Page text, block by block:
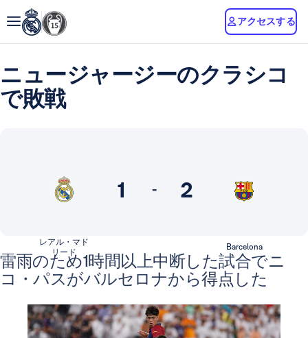
アクセスする
ニュージャージーのクラシコ
で敗戦
1 - 2
レアル・マド
リード
Barcelona
雷雨のため1時間以上中断した試合でニ
コ・パスがバルセロナから得点した